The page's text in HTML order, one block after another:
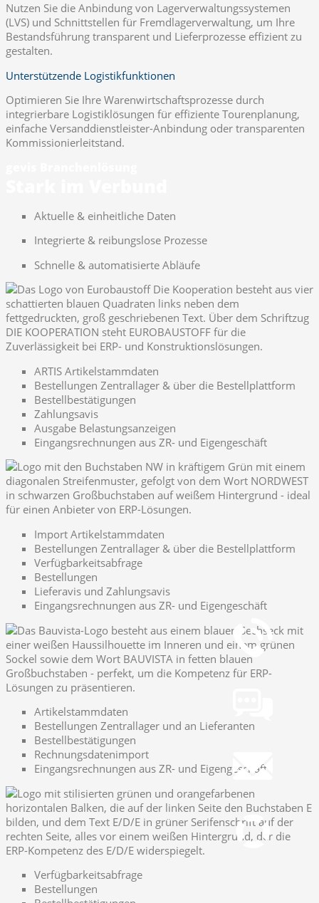
+49 251 7000-02
Chat
Chat jetzt öffnen
Mail
Fernwartung
pcvisit Download
Nutzen Sie die Anbindung von Lagerverwaltungssystemen
(LVS) und Schnittstellen für Fremdlagerverwaltung, um Ihre
Bestandsführung transparent und Lieferprozesse effizient zu
gestalten.
Unterstützende Logistikfunktionen
Optimieren Sie Ihre Warenwirtschaftsprozesse durch
integrierbare Logistiklösungen für effiziente Tourenplanung,
einfache Versanddienstleister-Anbindung oder transparenten
Kommissionierleitstand.
Aktuelle & einheitliche Daten
Integrierte & reibungslose Prozesse
Schnelle & automatisierte Abläufe
ARTIS Artikelstammdaten
Bestellungen Zentrallager & über die Bestellplattform
Bestellbestätigungen
Zahlungsavis
Ausgabe Belastungsanzeigen
Eingangsrechnungen aus ZR- und Eigengeschäft
Import Artikelstammdaten
Bestellungen Zentrallager & über die Bestellplattform
Verfügbarkeitsabfrage
Bestellungen
Lieferavis und Zahlungsavis
Eingangsrechnungen aus ZR- und Eigengeschäft
Artikelstammdaten
Bestellungen Zentrallager und an Lieferanten
Bestellbestätigungen
Rechnungsdatenimport
Eingangsrechnungen aus ZR- und Eigengeschäft
Verfügbarkeitsabfrage
Bestellungen